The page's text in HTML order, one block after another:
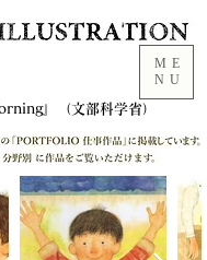
ME
NU
』（文部科学省）